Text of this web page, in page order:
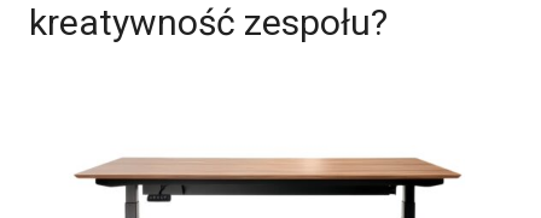
kreatywność zespołu?